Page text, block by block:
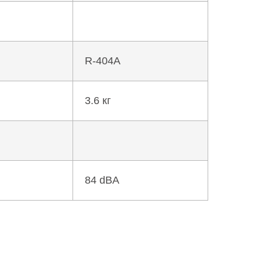
R-404A
3.6 кг
84 dBA